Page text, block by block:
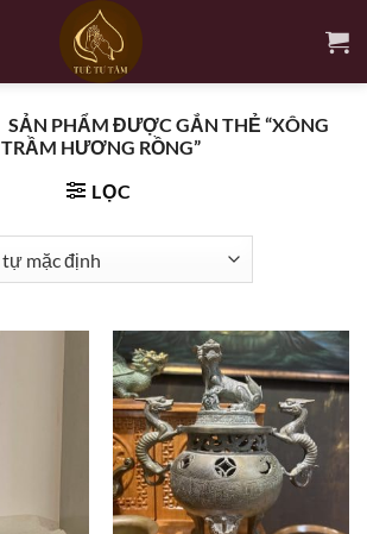
SẢN PHẨM ĐƯỢC GẮN THẺ “XÔNG
TRẦM HƯƠNG RỒNG”
LỌC